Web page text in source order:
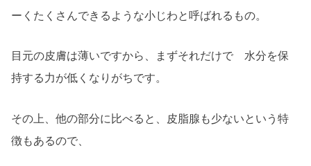
ーくたくさんできるような小じわと呼ばれるもの。
目元の皮膚は薄いですから、まずそれだけで 水分を保
持する力が低くなりがちです。
その上、他の部分に比べると、皮脂腺も少ないという特
徴もあるので、